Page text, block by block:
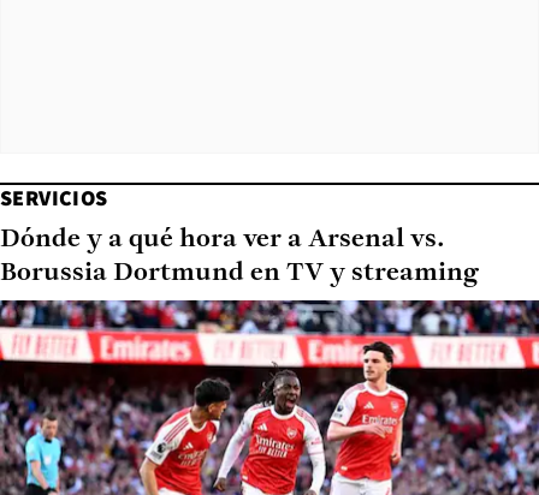
SERVICIOS
Dónde y a qué hora ver a Arsenal vs.
Borussia Dortmund en TV y streaming